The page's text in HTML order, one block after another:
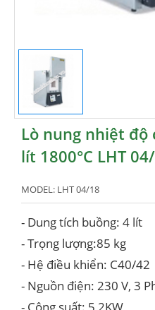
Lò nung nhiệt
lít 1800°C LHT
MODEL: LHT 04/18
- Dung tích buồng: 4 lít
- Trọng lượng:85 kg
- Hệ điều khiển: C40/42
- Nguồn điện: 230 V, 3